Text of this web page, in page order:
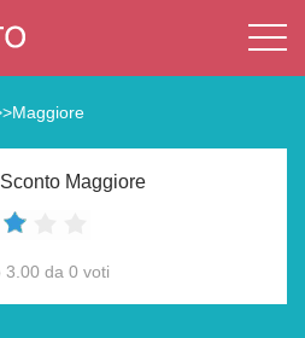
Maggiore
Maggiore
3.00 da 0 voti